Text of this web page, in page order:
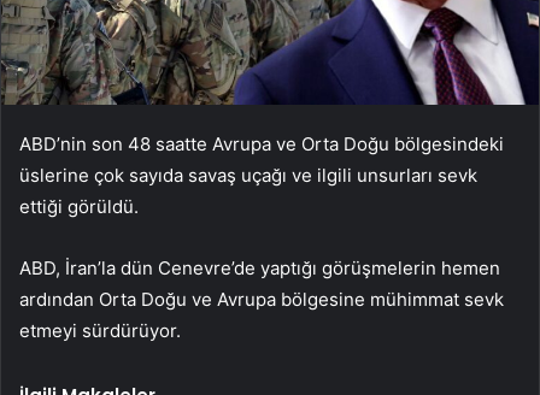
ABD’nin son 48 saatte Avrupa ve Orta Doğu bölgesindeki
üslerine çok sayıda savaş uçağı ve ilgili unsurları sevk
ettiği görüldü.
ABD, İran’la dün Cenevre’de yaptığı görüşmelerin hemen
ardından Orta Doğu ve Avrupa bölgesine mühimmat sevk
etmeyi sürdürüyor.